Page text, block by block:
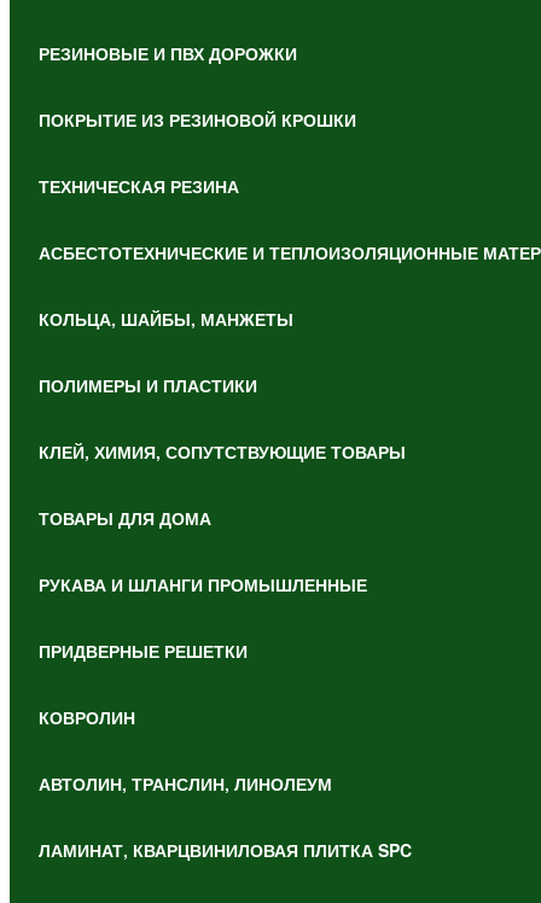
РЕЗИНОВЫЕ И ПВХ ДОРОЖКИ
ПОКРЫТИЕ ИЗ РЕЗИНОВОЙ КРОШКИ
ТЕХНИЧЕСКАЯ РЕЗИНА
АСБЕСТОТЕХНИЧЕСКИЕ И ТЕПЛОИЗОЛЯЦИОННЫЕ
КОЛЬЦА, ШАЙБЫ, МАНЖЕТЫ
ПОЛИМЕРЫ И ПЛАСТИКИ
КЛЕЙ, ХИМИЯ, СОПУТСТВУЮЩИЕ ТОВАРЫ
ТОВАРЫ ДЛЯ ДОМА
РУКАВА И ШЛАНГИ ПРОМЫШЛЕННЫЕ
ПРИДВЕРНЫЕ РЕШЕТКИ
КОВРОЛИН
АВТОЛИН, ТРАНСЛИН, ЛИНОЛЕУМ
ЛАМИНАТ, КВАРЦВИНИЛОВАЯ ПЛИТКА SPC